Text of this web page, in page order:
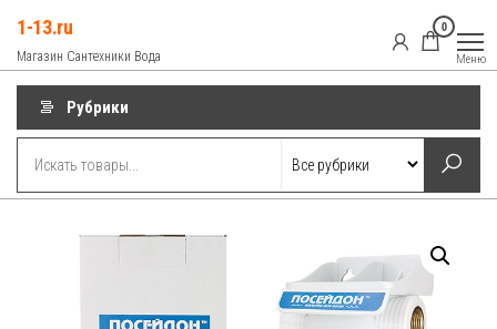
содержимому
1-13.ru
Магазин Сантехники Вода
0
Меню
Рубрики